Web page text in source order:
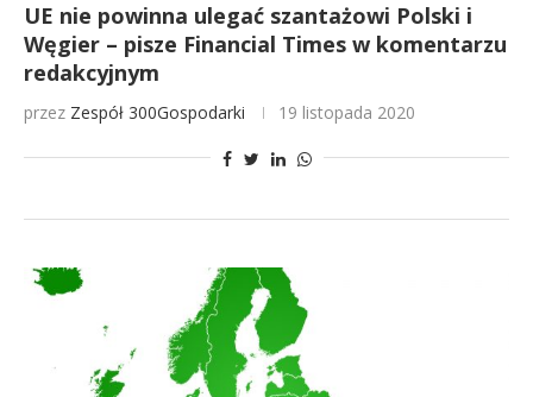
UE nie powinna ulegać szantażowi Polski i
Węgier – pisze Financial Times w komentarzu
redakcyjnym
przez Zespół 300Gospodarki 19 listopada 2020